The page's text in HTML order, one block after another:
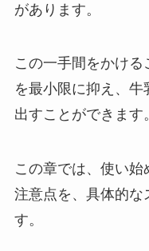
があります。
この一手間をかける
を最小限に抑え、牛
出すことができます。
この章では、使い
注意点を、具体的な
す。